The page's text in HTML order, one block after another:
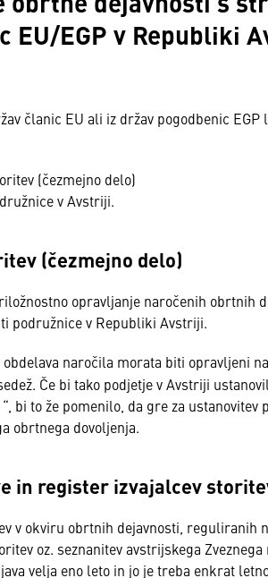
EU/EGP v Republiki
članic EU ali iz držav pogodbenic
(čezmejno delo)
v Avstriji.
(čezmejno delo)
opravljanje naročenih obrtnih
podružnice v Republiki Avstriji.
naročila morata biti opravljeni
Če bi tako podjetje v Avstriji
bi to že pomenilo, da gre za ustanovitev
obrtnega dovoljenja.
in register izvajalcev
v okviru obrtnih dejavnosti, reguliranih
oz. seznanitev avstrijskega
velja eno leto in jo je treba enkrat